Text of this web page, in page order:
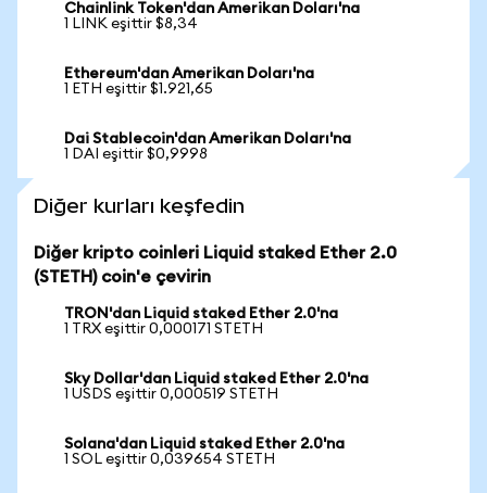
Chainlink Token'dan Amerikan Doları'na
1 LINK eşittir $8,34
Ethereum'dan Amerikan Doları'na
1 ETH eşittir $1.921,65
Dai Stablecoin'dan Amerikan Doları'na
1 DAI eşittir $0,9998
Diğer kurları keşfedin
Diğer kripto coinleri Liquid staked Ether 2.0
(STETH) coin'e çevirin
TRON'dan Liquid staked Ether 2.0'na
1 TRX eşittir 0,000171 STETH
Sky Dollar'dan Liquid staked Ether 2.0'na
1 USDS eşittir 0,000519 STETH
Solana'dan Liquid staked Ether 2.0'na
1 SOL eşittir 0,039654 STETH